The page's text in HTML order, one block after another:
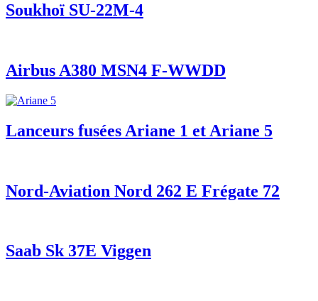
Soukhoï SU-22M-4
Airbus A380 MSN4 F-WWDD
Lanceurs fusées Ariane 1 et Ariane 5
Nord-Aviation Nord 262 E Frégate 72
Saab Sk 37E Viggen